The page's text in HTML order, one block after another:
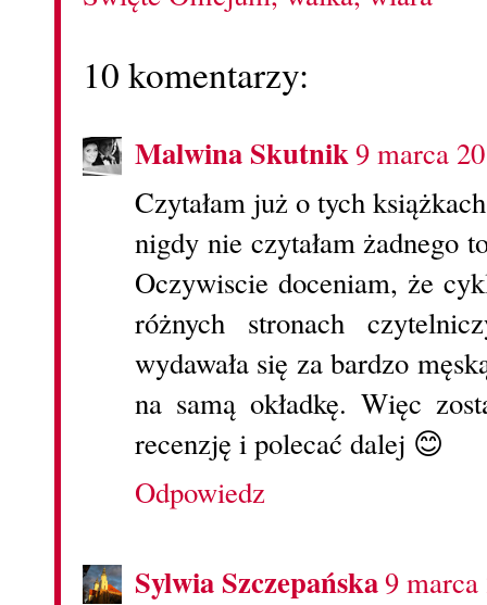
10 komentarzy:
Malwina Skutnik9 marca
Czytałam już o tych
nigdy nie czytałam żadnego
Oczywiscie doceniam, że
różnych stronach
wydawała się za bardzo
na samą okładkę. Więc
recenzję i polecać dalej 😊
Odpowiedz
Sylwia Szczepańska9